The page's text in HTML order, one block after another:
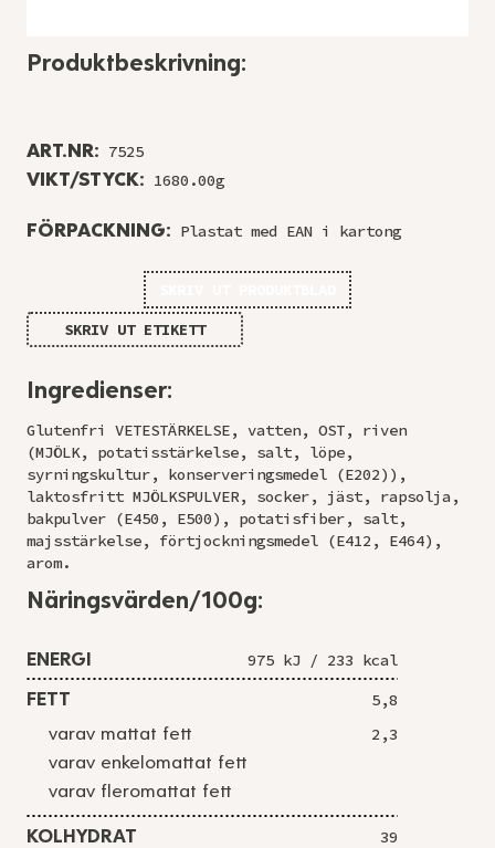
Produktbeskrivning:
ART.NR: 7525
VIKT/STYCK: 1680.00g
FÖRPACKNING: Plastat med EAN i kartong
SKRIV UT ETIKETT
Ingredienser:
Glutenfri VETESTÄRKELSE, vatten, OST, riven
(MJÖLK, potatisstärkelse, salt, löpe,
syrningskultur, konserveringsmedel (E202)),
laktosfritt MJÖLKSPULVER, socker, jäst, rapsolja,
bakpulver (E450, E500), potatisfiber, salt,
majsstärkelse, förtjockningsmedel (E412, E464),
arom.
Näringsvärden/100g:
ENERGI
975 kJ / 233 kcal
FETT
5,8
varav mattat fett
2,3
varav enkelomattat fett
varav fleromattat fett
KOLHYDRAT
39